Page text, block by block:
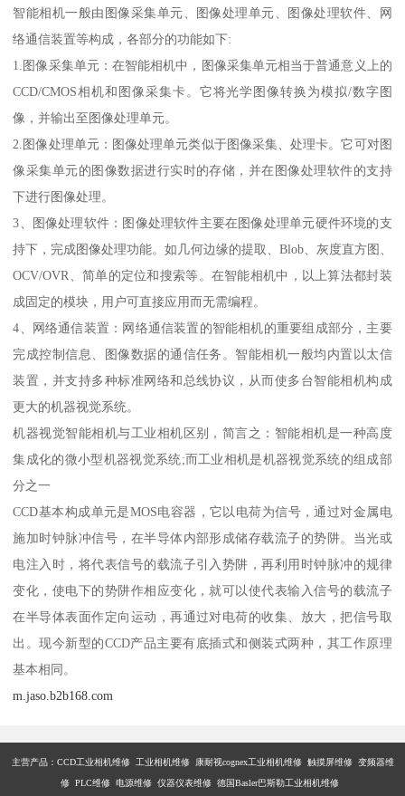
智能相机一般由图像采集单元、图像处理单元、图像处理软件、网
络通信装置等构成，各部分的功能如下:
1.图像采集单元：在智能相机中，图像采集单元相当于普通意义上的
CCD/CMOS相机和图像采集卡。它将光学图像转换为模拟/数字图
像，并输出至图像处理单元。
2.图像处理单元：图像处理单元类似于图像采集、处理卡。它可对图
像采集单元的图像数据进行实时的存储，并在图像处理软件的支持
下进行图像处理。
3、图像处理软件：图像处理软件主要在图像处理单元硬件环境的支
持下，完成图像处理功能。如几何边缘的提取、Blob、灰度直方图、
OCV/OVR、简单的定位和搜索等。在智能相机中，以上算法都封装
成固定的模块，用户可直接应用而无需编程。
4、网络通信装置：网络通信装置的智能相机的重要组成部分，主要
完成控制信息、图像数据的通信任务。智能相机一般均内置以太信
装置，并支持多种标准网络和总线协议，从而使多台智能相机构成
更大的机器视觉系统。
机器视觉智能相机与工业相机区别，简言之：智能相机是一种高度
集成化的微小型机器视觉系统;而工业相机是机器视觉系统的组成部
分之一
CCD基本构成单元是MOS电容器，它以电荷为信号，通过对金属电
施加时钟脉冲信号，在半导体内部形成储存载流子的势阱。当光或
电注入时，将代表信号的载流子引入势阱，再利用时钟脉冲的规律
变化，使电下的势阱作相应变化，就可以使代表输入信号的载流子
在半导体表面作定向运动，再通过对电荷的收集、放大，把信号取
出。现今新型的CCD产品主要有底插式和侧装式两种，其工作原理
基本相同。
m.jaso.b2b168.com
主营产品： CCD工业相机维修 工业相机维修 康耐视cognex工业相机维修 触摸屏维修 变频器维
修 PLC维修 电源维修 仪器仪表维修 德国Basler巴斯勒工业相机维修